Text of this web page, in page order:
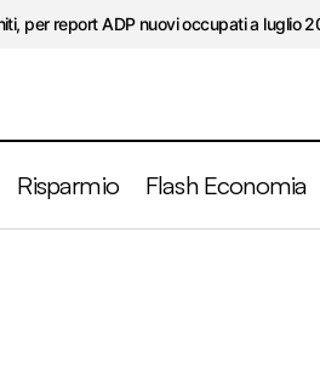
per report ADP nuovi occupati a luglio
Risparmio Flash Economia